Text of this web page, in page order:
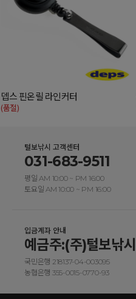
뎁스 핀온릴 라인커터
(품절)
털보낚시 고객센터
031-683-9511
평일 AM 10:00 ~ PM 16:00
토요일 AM 10:00 ~ PM 16:00
입금계좌 안내
예금주:(주)털보낚시
국민은행 218137-04-003095
농협은행 355-0015-0770-93